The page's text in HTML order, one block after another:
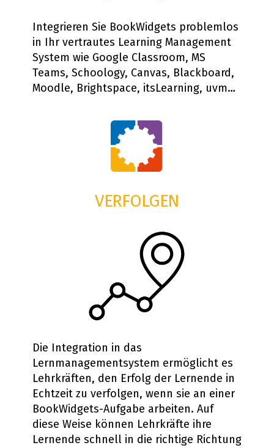
Integrieren Sie BookWidgets problemlos
in Ihr vertrautes Learning Management
System wie Google Classroom, MS
Teams, Schoology, Canvas, Blackboard,
Moodle, Brightspace, itsLearning, uvm…
VERFOLGEN
Die Integration in das
Lernmanagementsystem ermöglicht es
Lehrkräften, den Erfolg der Lernende in
Echtzeit zu verfolgen, wenn sie an einer
BookWidgets-Aufgabe arbeiten. Auf
diese Weise können Lehrkräfte ihre
Lernende schnell in die richtige Richtung